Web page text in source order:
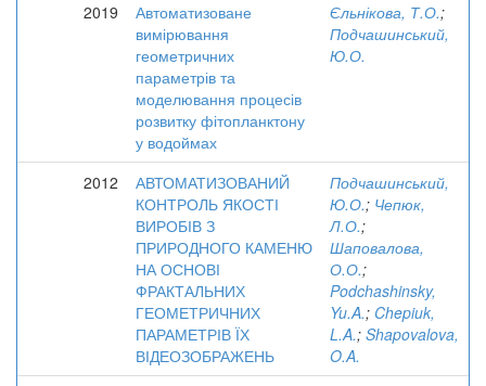
2019
Автоматизоване
вимірювання
геометричних
параметрів та
моделювання процесів
розвитку фітопланктону
у водоймах
Єльнікова, Т.О.;
Подчашинський,
Ю.О.
2012
АВТОМАТИЗОВАНИЙ
КОНТРОЛЬ ЯКОСТІ
ВИРОБІВ З
ПРИРОДНОГО КАМЕНЮ
НА ОСНОВІ
ФРАКТАЛЬНИХ
ГЕОМЕТРИЧНИХ
ПАРАМЕТРІВ ЇХ
ВІДЕОЗОБРАЖЕНЬ
Подчашинський,
Ю.О.; Чепюк,
Л.О.;
Шаповалова,
О.О.;
Podchashinsky,
Yu.A.; Chepiuk,
L.A.; Shapovalova,
O.A.